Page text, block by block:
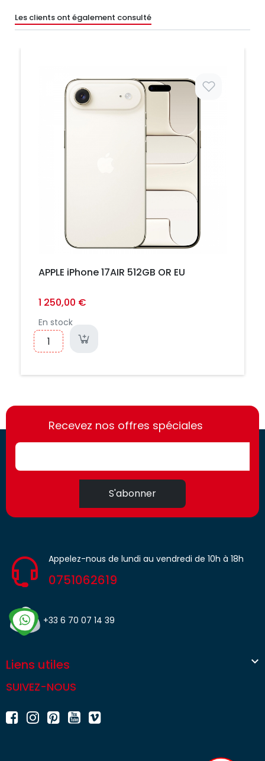
Les clients ont également consulté
APPLE iPhone 17AIR 512GB OR EU
1 250,00 €
En stock
https://france-
access.fr
https://france-
access.fr
Recevez nos offres spéciales
S'abonner
Appelez-nous de lundi au vendredi de 10h à 18h
0751062619
+33 6 70 07 14 39
Liens utiles 
SUIVEZ-NOUS